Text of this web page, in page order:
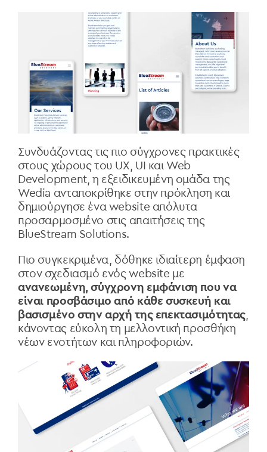
Συνδυάζοντας τις πιο σύγχρονες πρακτικές
στους χώρους του UX, UI και Web
Development, η εξειδικευμένη ομάδα της
Wedia ανταποκρίθηκε στην πρόκληση και
δημιούργησε ένα website απόλυτα
προσαρμοσμένο στις απαιτήσεις της
BlueStream Solutions.
Πιο συγκεκριμένα, δόθηκε ιδιαίτερη έμφαση
στον σχεδιασμό ενός website με
ανανεωμένη, σύγχρονη εμφάνιση που να
είναι προσβάσιμο από κάθε συσκευή και
βασισμένο στην αρχή της επεκτασιμότητας,
κάνοντας εύκολη τη μελλοντική προσθήκη
νέων ενοτήτων και πληροφοριών.